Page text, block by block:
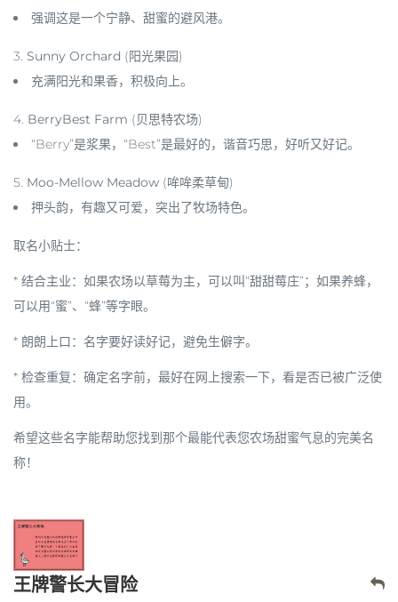
强调这是一个宁静、甜蜜的避风港。
3. Sunny Orchard (阳光果园)
充满阳光和果香，积极向上。
4. BerryBest Farm (贝思特农场)
“Berry”是浆果，“Best”是最好的，谐音巧思，好听又好记。
5. Moo-Mellow Meadow (哞哞柔草甸)
押头韵，有趣又可爱，突出了牧场特色。
取名小贴士：
* 结合主业：如果农场以草莓为主，可以叫“甜甜莓庄”；如果养蜂，
可以用“蜜”、“蜂”等字眼。
* 朗朗上口：名字要好读好记，避免生僻字。
* 检查重复：确定名字前，最好在网上搜索一下，看是否已被广泛使
用。
希望这些名字能帮助您找到那个最能代表您农场甜蜜气息的完美名
称！
王牌警长大冒险